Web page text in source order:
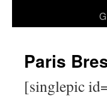
G
Paris
[singlepic